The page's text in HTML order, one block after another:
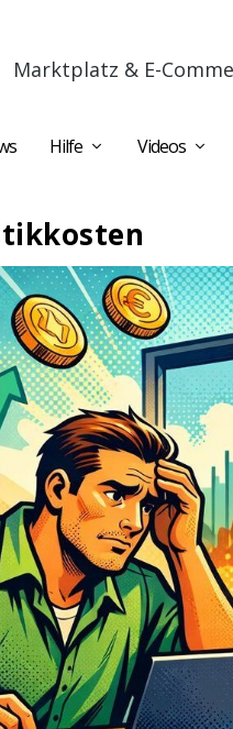
Marktplatz & E-
Hilfe Videos